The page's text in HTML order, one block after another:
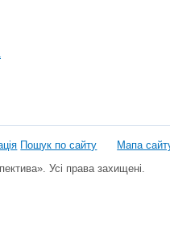
Пошук по сайту
Мапа
Усі права захищені.